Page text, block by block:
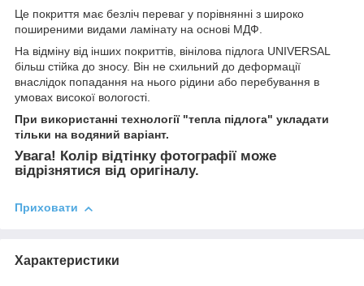
Це покриття має безліч переваг у порівнянні з широко
поширеними видами ламінату на основі МДФ.
На відміну від інших покриттів, вінілова підлога UNIVERSAL
більш стійка до зносу. Він не схильний до деформації
внаслідок попадання на нього рідини або перебування в
умовах високої вологості.
При використанні технології "тепла підлога" укладати
тільки на водяний варіант.
Увага! Колір відтінку фотографії може
відрізнятися від оригіналу.
Приховати
Характеристики